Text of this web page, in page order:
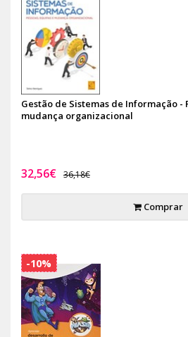
Gestão de Sistemas de Informação -
mudança organizacional
32,56€ 36,18€
Comprar
-10%